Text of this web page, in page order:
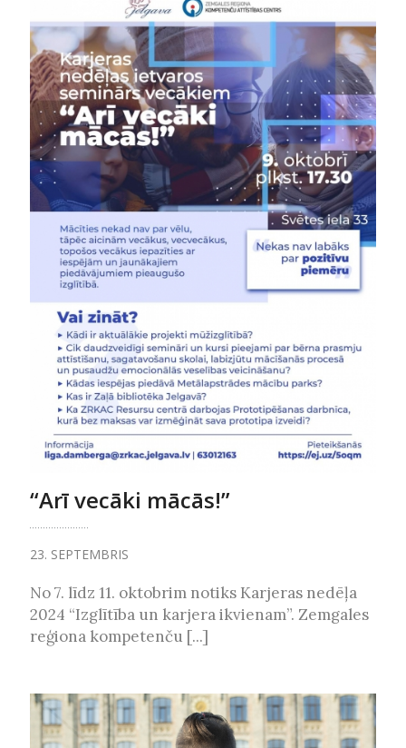
“Arī vecāki mācās!”
23. SEPTEMBRIS
No 7. līdz 11. oktobrim notiks Karjeras nedēļa
2024 “Izglītība un karjera ikvienam”. Zemgales
reģiona kompetenču [...]